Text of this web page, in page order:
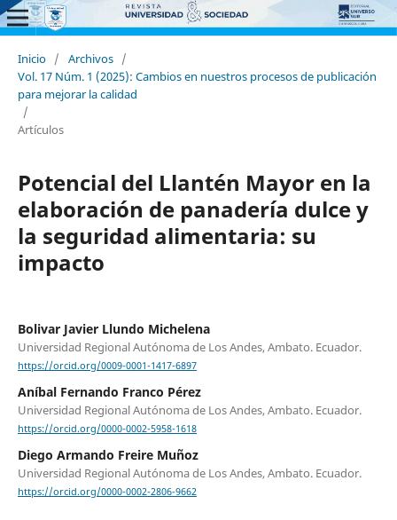
Inicio / Archivos /
Vol. 17 Núm. 1 (2025): Cambios en nuestros procesos de publicación
para mejorar la calidad
/
Artículos
Potencial del Llantén Mayor en la
elaboración de panadería dulce y
la seguridad alimentaria: su
impacto
Bolivar Javier Llundo Michelena
Universidad Regional Autónoma de Los Andes, Ambato. Ecuador.
https://orcid.org/0009-0001-1417-6897
Aníbal Fernando Franco Pérez
Universidad Regional Autónoma de Los Andes, Ambato. Ecuador.
https://orcid.org/0000-0002-5958-1618
Diego Armando Freire Muñoz
Universidad Regional Autónoma de Los Andes, Ambato. Ecuador.
https://orcid.org/0000-0002-2806-9662